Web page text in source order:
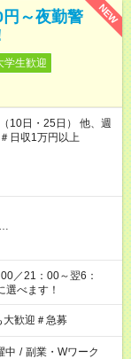
NEW
～夜勤警
学生歓迎
10日・25日） 他、週
日収1万円以上
…
／21：00～翌6：
選べます！
歓迎＃急募
中 / 副業・Wワーク